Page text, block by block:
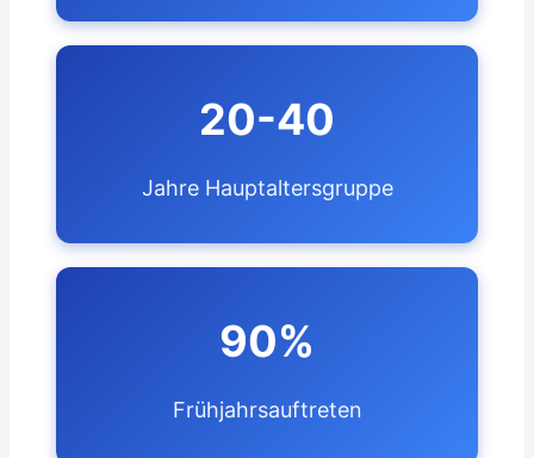
20-40
Jahre Hauptaltersgruppe
90%
Frühjahrsauftreten